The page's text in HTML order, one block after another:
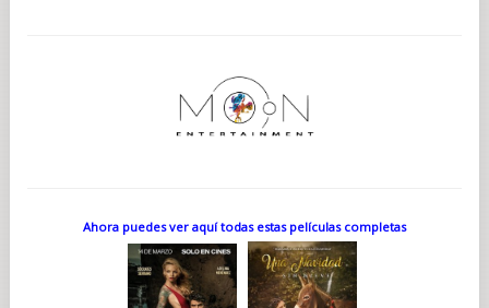
Ahora puedes ver aquí todas estas películas completas